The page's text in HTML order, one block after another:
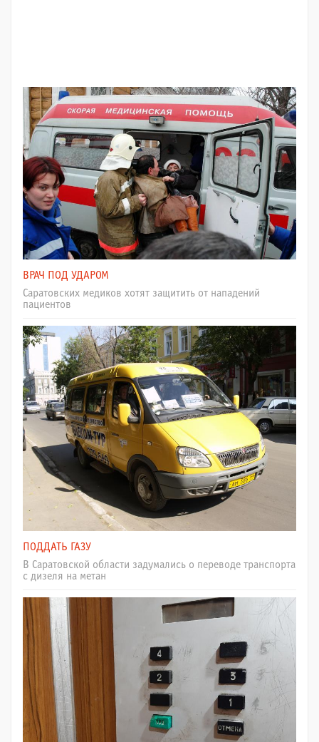
ВРАЧ ПОД УДАРОМ
Саратовских медиков хотят защитить от нападений
пациентов
ПОДДАТЬ ГАЗУ
В Саратовской области задумались о переводе транспорта
с дизеля на метан